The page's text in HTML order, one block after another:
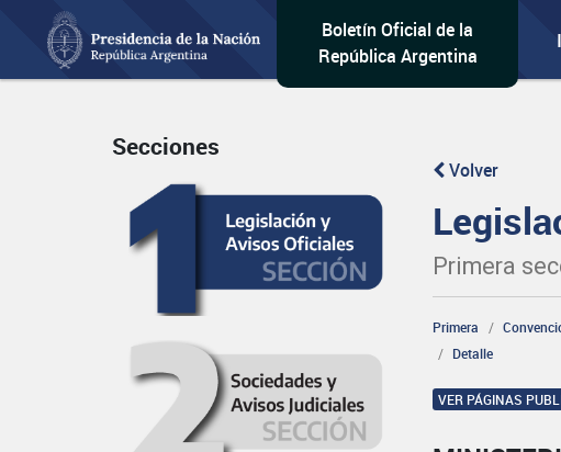
Boletín Oficial de la
República Argentina
Secciones
Volver
Primera
Primera
Detalle
VER PÁGINAS